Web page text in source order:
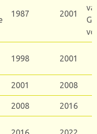
1987 2001
1998 2001
2001 2008
2008 2016